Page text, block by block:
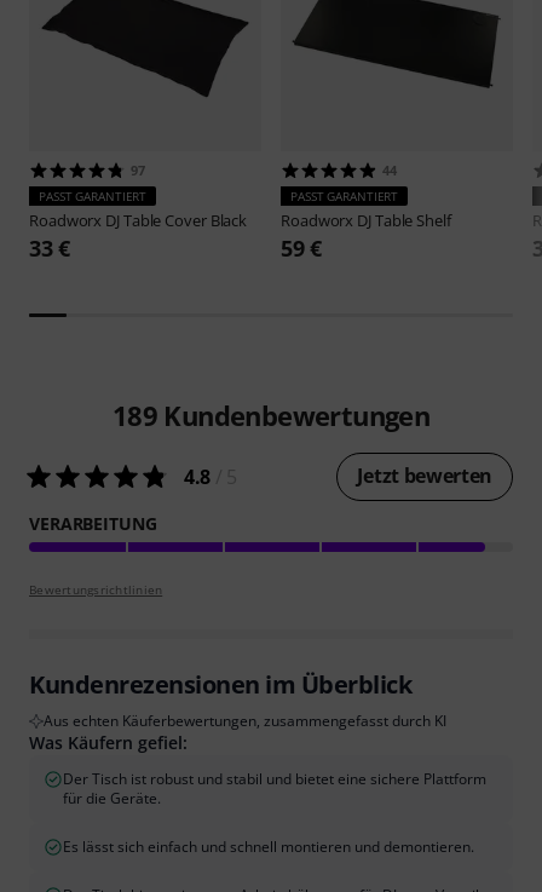
97
PASST GARANTIERT
Roadworx DJ Table Cover Black
33 €
44
PASST GARANTIERT
Roadworx DJ Table Shelf
59 €
189 Kundenbewertungen
4.8 Jetzt bewerten
VERARBEITUNG
Bewertungsrichtlinien
Kundenrezensionen im Überblick
Aus echten Käuferbewertungen, zusammengefasst durch KI
Was Käufern gefiel:
Der Tisch ist robust und stabil und bietet eine sichere Plattform
für die Geräte.
Es lässt sich einfach und schnell montieren und demontieren.